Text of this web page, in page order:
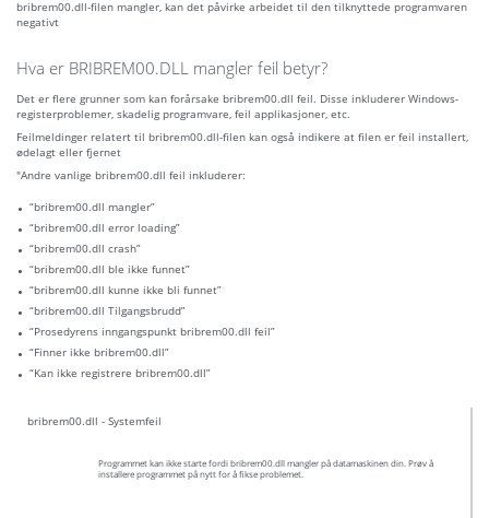
bribrem00.dll-filen mangler, kan det påvirke arbeidet til den tilknyttede programvaren
negativt
Hva er BRIBREM00.DLL mangler feil betyr?
Det er flere grunner som kan forårsake bribrem00.dll feil. Disse inkluderer Windows-
registerproblemer, skadelig programvare, feil applikasjoner, etc.
Feilmeldinger relatert til bribrem00.dll-filen kan også indikere at filen er feil installert,
ødelagt eller fjernet
"Andre vanlige bribrem00.dll feil inkluderer:
“bribrem00.dll mangler”
“bribrem00.dll error loading”
“bribrem00.dll crash”
“bribrem00.dll ble ikke funnet”
“bribrem00.dll kunne ikke bli funnet”
“bribrem00.dll Tilgangsbrudd”
“Prosedyrens inngangspunkt bribrem00.dll feil”
“Finner ikke bribrem00.dll”
“Kan ikke registrere bribrem00.dll”
bribrem00.dll - Systemfeil
Programmet kan ikke starte fordi bribrem00.dll mangler på datamaskinen din. Prøv å
installere programmet på nytt for å fikse problemet.